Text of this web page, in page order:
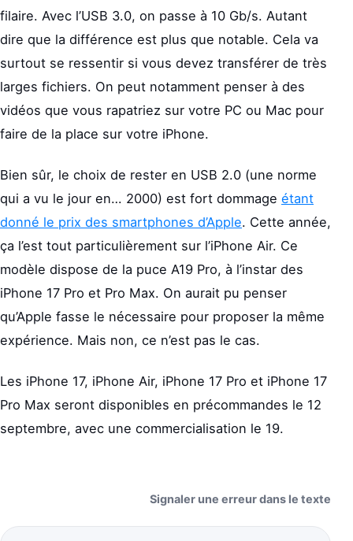
filaire. Avec l’USB 3.0, on passe à 10 Gb/s. Autant
dire que la différence est plus que notable. Cela va
surtout se ressentir si vous devez transférer de très
larges fichiers. On peut notamment penser à des
vidéos que vous rapatriez sur votre PC ou Mac pour
faire de la place sur votre iPhone.
Bien sûr, le choix de rester en USB 2.0 (une norme
qui a vu le jour en… 2000) est fort dommage étant
donné le prix des smartphones d’Apple. Cette année,
ça l’est tout particulièrement sur l’iPhone Air. Ce
modèle dispose de la puce A19 Pro, à l’instar des
iPhone 17 Pro et Pro Max. On aurait pu penser
qu’Apple fasse le nécessaire pour proposer la même
expérience. Mais non, ce n’est pas le cas.
Les iPhone 17, iPhone Air, iPhone 17 Pro et iPhone 17
Pro Max seront disponibles en précommandes le 12
septembre, avec une commercialisation le 19.
Signaler une erreur dans le texte